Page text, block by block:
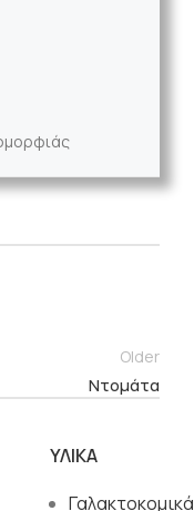
Older
Ντομάτα
ΥΛΙΚΑ
Γαλακτοκομικά